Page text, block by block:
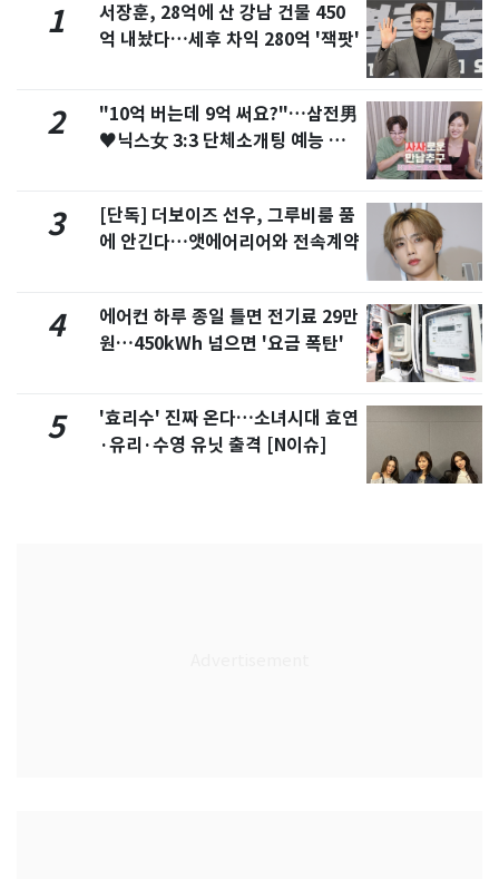
1
서장훈, 28억에 산 강남 건물 450
억 내놨다…세후 차익 280억 '잭팟'
2
"10억 버는데 9억 써요?"…삼전男
♥닉스女 3:3 단체소개팅 예능 화
3
[단독] 더보이즈 선우, 그루비룸 품
에 안긴다…앳에어리어와 전속계약
4
에어컨 하루 종일 틀면 전기료 29만
원…450kWh 넘으면 '요금 폭탄'
5
'효리수' 진짜 온다…소녀시대 효연
·유리·수영 유닛 출격 [N이슈]